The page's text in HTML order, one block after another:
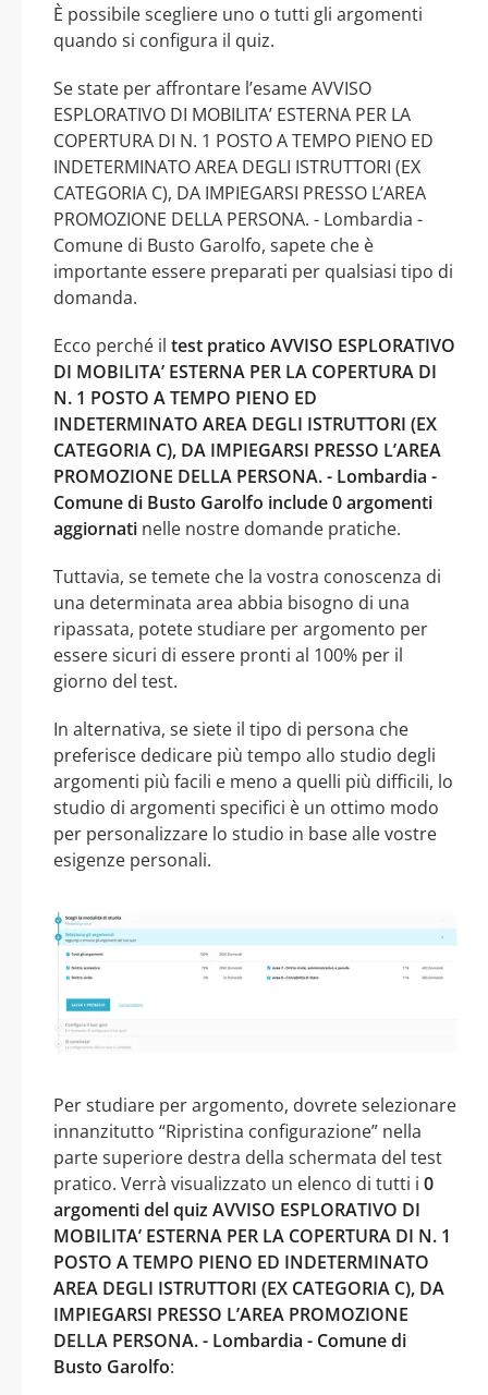
È possibile scegliere uno o tutti gli argomenti
quando si configura il quiz.
Se state per affrontare l’esame AVVISO
ESPLORATIVO DI MOBILITA’ ESTERNA PER LA
COPERTURA DI N. 1 POSTO A TEMPO PIENO ED
INDETERMINATO AREA DEGLI ISTRUTTORI (EX
CATEGORIA C), DA IMPIEGARSI PRESSO L’AREA
PROMOZIONE DELLA PERSONA. - Lombardia -
Comune di Busto Garolfo, sapete che è
importante essere preparati per qualsiasi tipo di
domanda.
Ecco perché il test pratico AVVISO ESPLORATIVO
DI MOBILITA’ ESTERNA PER LA COPERTURA DI
N. 1 POSTO A TEMPO PIENO ED
INDETERMINATO AREA DEGLI ISTRUTTORI (EX
CATEGORIA C), DA IMPIEGARSI PRESSO L’AREA
PROMOZIONE DELLA PERSONA. - Lombardia -
Comune di Busto Garolfo include 0 argomenti
aggiornati nelle nostre domande pratiche.
Tuttavia, se temete che la vostra conoscenza di
una determinata area abbia bisogno di una
ripassata, potete studiare per argomento per
essere sicuri di essere pronti al 100% per il
giorno del test.
In alternativa, se siete il tipo di persona che
preferisce dedicare più tempo allo studio degli
argomenti più facili e meno a quelli più difficili, lo
studio di argomenti specifici è un ottimo modo
per personalizzare lo studio in base alle vostre
esigenze personali.
Per studiare per argomento, dovrete selezionare
innanzitutto “Ripristina configurazione” nella
parte superiore destra della schermata del test
pratico. Verrà visualizzato un elenco di tutti i 0
argomenti del quiz AVVISO ESPLORATIVO DI
MOBILITA’ ESTERNA PER LA COPERTURA DI N. 1
POSTO A TEMPO PIENO ED INDETERMINATO
AREA DEGLI ISTRUTTORI (EX CATEGORIA C), DA
IMPIEGARSI PRESSO L’AREA PROMOZIONE
DELLA PERSONA. - Lombardia - Comune di
Busto Garolfo: